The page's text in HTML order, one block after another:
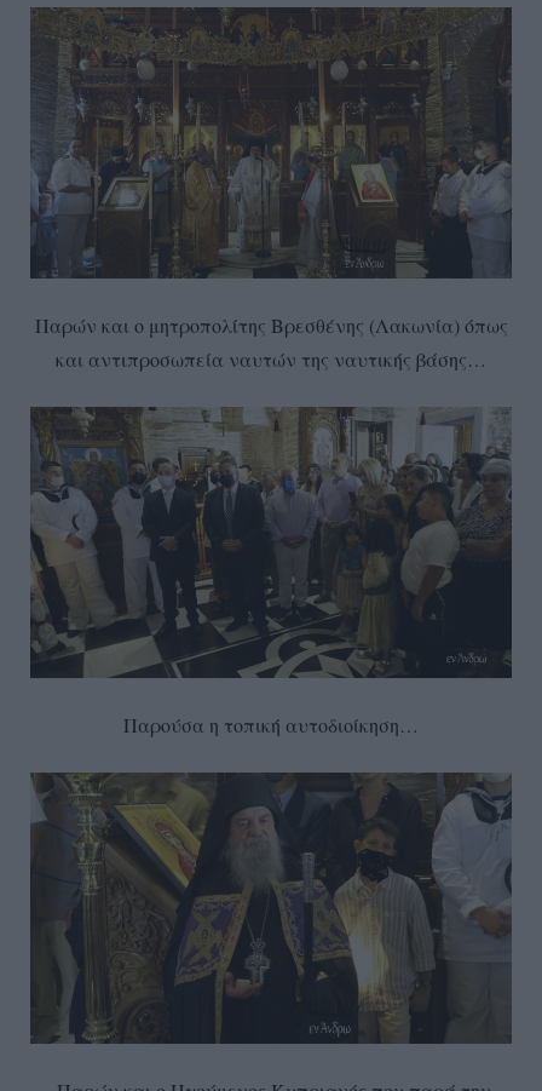
Παρών και ο μητροπολίτης Βρεσθένης (Λακωνία) όπως
και αντιπροσωπεία ναυτών της ναυτικής βάσης…
Παρούσα η τοπική αυτοδιοίκηση…